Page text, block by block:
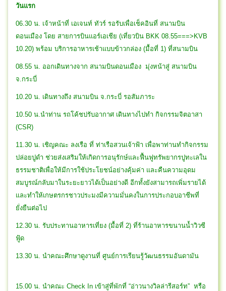
วันแรก
06.30 น. เจ้าหน้าที่ เอเจนท์ ทัวร์ รอรับเพื่อเช็คอินที่ สนามบิน
ดอนเมือง โดย สายการบินแอร์เอเชีย (เที่ยวบิน BKK 08.55===>KVB
10.20) พร้อม บริการอาหารเช้าแบบข้าวกล่อง (มื้อที่ 1) ที่สนามบิน
08.55 น. ออกเดินทางจาก สนามบินดอนเมือง มุ่งหน้าสู่ สนามบิน
จ.กระบี่
10.20 น. เดินทางถึง สนามบิน จ.กระบี่ รอสัมภาระ
10.50 น.นำท่าน รถโค้ชปรับอากาศ เดินทางไปทำ กิจกรรมจิตอาสา
(CSR)
11.30 น. เชิญคณะ ลงเรือ ที่ ท่าเรือสวนเจ้าฟ้า เพื่อพาท่านทำกิจกรรม
ปล่อยปูดำ ช่วยส่งเสริมให้เกิดการอนุรักษ์และฟื้นฟูทรัพยากรปูทะเลใน
ธรรมชาติเพื่อให้มีการใช้ประโยชน์อย่างคุ้มค่า และคืนความอุดม
สมบูรณ์กลับมาในระยะยาวได้เป็นอย่างดี อีกทั้งยังสามารถเพิ่มรายได้
และทำให้เกษตรกรชาวประมงมีความมั่นคงในการประกอบอาชีพที่
ยั่งยืนต่อไป
12.30 น. รับประทานอาหารเที่ยง (มื้อที่ 2) ที่ร้านอาหารขนานน้ำวิวซี
ฟู้ด
13.30 น. นำคณะศึกษาดูงานที่ ศูนย์การเรียนรู้วัฒนธรรมอันดามัน
15.00 น. นำคณะ Check In เข้าสู่ที่พักที่ “อ่าวนางวิลล่ารีสอร์ท” หรือ